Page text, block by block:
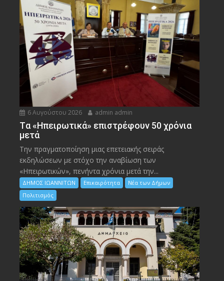
6 Αυγούστου 2026 admin admin
Tα «Ηπειρωτικά» επιστρέφουν 50 χρόνια
μετά
Την πραγματοποίηση μιας επετειακής σειράς
εκδηλώσεων με στόχο την αναβίωση των
«Ηπειρωτικών», πενήντα χρόνια μετά την...
ΔΗΜΟΣ ΙΩΑΝΝΙΤΩΝ Επικαιρότητα
Νέα των Δήμων
Πολιτισμός